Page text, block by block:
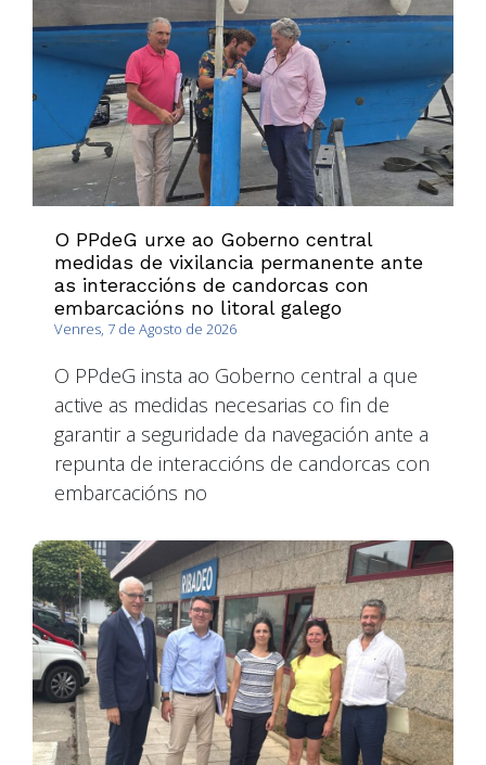
O PPdeG urxe ao Goberno central
medidas de vixilancia permanente ante
as interaccións de candorcas con
embarcacións no litoral galego
Venres, 7 de Agosto de 2026
O PPdeG insta ao Goberno central a que
active as medidas necesarias co fin de
garantir a seguridade da navegación ante a
repunta de interaccións de candorcas con
embarcacións no